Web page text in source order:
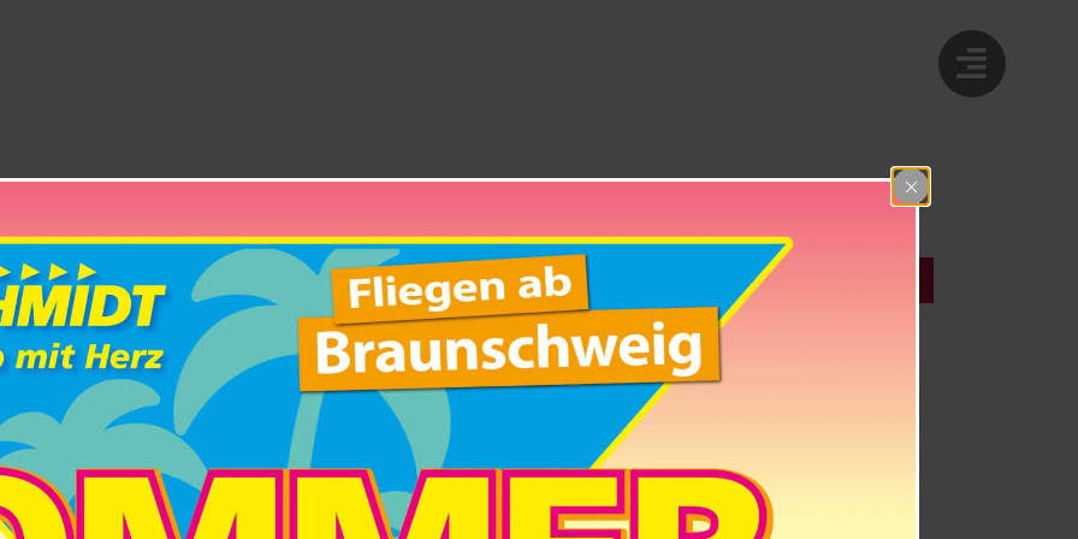
MIT ULRICH
- 20:00 HUTKASSE
Datum:
27. November 2026
18:00 - 20:00
Eintritt:
Hutkasse
Veranstaltung-Tags: